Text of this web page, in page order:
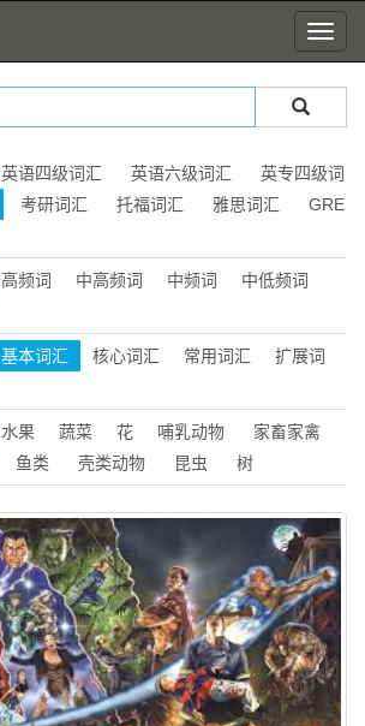
英语四级词汇 英语六级词汇
英专四级词
考研词汇 托福词汇 雅思词汇
GRE
高频词 中高频词 中频词
中低频词
基本词汇 核心词汇 常用词汇
扩展词
水果 蔬菜 花 哺乳动物
家畜家禽
鱼类 壳类动物 昆虫 树